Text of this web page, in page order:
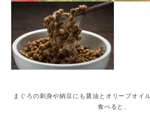
まぐろの刺身や納豆にも醤油とオリーブオイ
食べると、